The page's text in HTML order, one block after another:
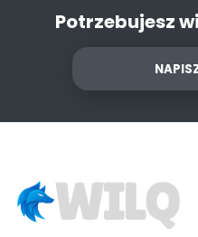
Potrzebujesz